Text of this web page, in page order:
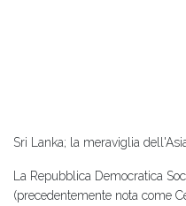
Sri Lanka; la meraviglia
La Repubblica Democratica
(precedentemente nota come